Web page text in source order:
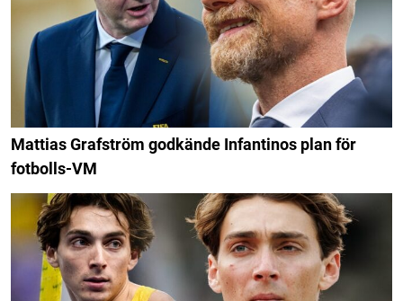
Mattias Grafström godkände Infantinos plan för
fotbolls-VM